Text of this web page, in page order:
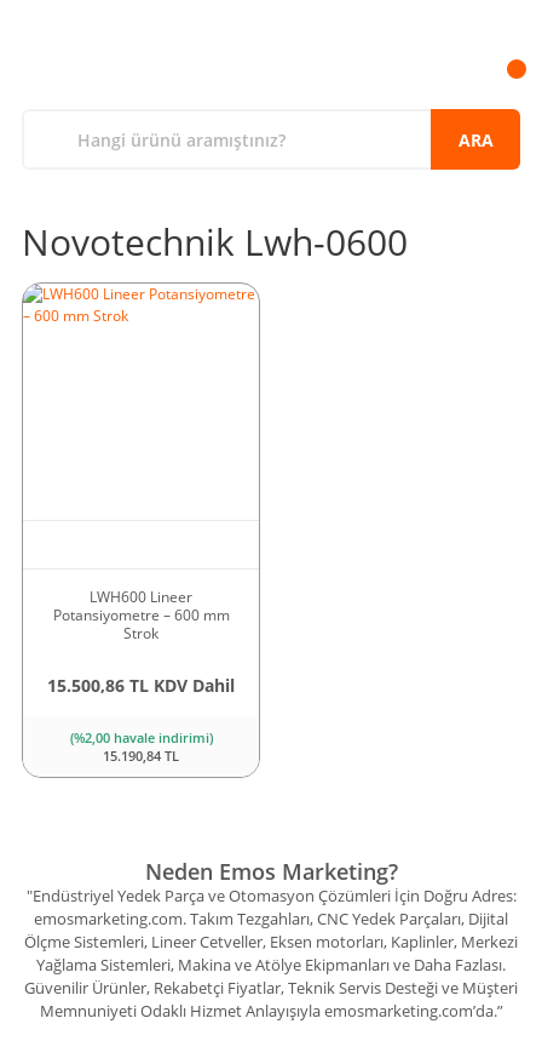
ARA
Novotechnik Lwh-0600
LWH600 Lineer
Potansiyometre – 600 mm
Strok
15.500,86 TL KDV Dahil
(%2,00 havale indirimi)
15.190,84 TL
Neden Emos Marketing?
"Endüstriyel Yedek Parça ve Otomasyon Çözümleri İçin Doğru Adres:
emosmarketing.com. Takım Tezgahları, CNC Yedek Parçaları, Dijital
Ölçme Sistemleri, Lineer Cetveller, Eksen motorları, Kaplinler, Merkezi
Yağlama Sistemleri, Makina ve Atölye Ekipmanları ve Daha Fazlası.
Güvenilir Ürünler, Rekabetçi Fiyatlar, Teknik Servis Desteği ve Müşteri
Memnuniyeti Odaklı Hizmet Anlayışıyla emosmarketing.com’da.”